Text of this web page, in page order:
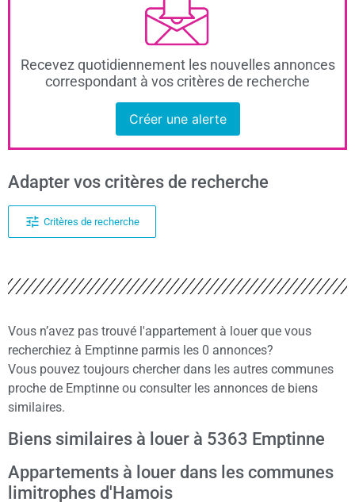
Recevez quotidiennement les nouvelles annonces
correspondant à vos critères de recherche
Créer une alerte
Adapter vos critères de recherche
Critères de recherche
Vous n’avez pas trouvé l'appartement à louer que vous
recherchiez à Emptinne parmis les 0 annonces?
Vous pouvez toujours chercher dans les autres communes
proche de Emptinne ou consulter les annonces de biens
similaires.
Biens similaires à louer à 5363 Emptinne
Appartements à louer dans les communes
limitrophes d'Hamois